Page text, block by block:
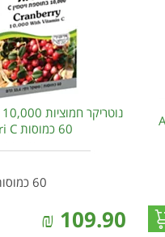
60 כמוסות Nutri C...
60 כמוסות
109.90
₪